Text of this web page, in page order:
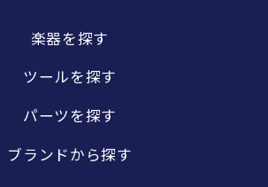
楽器を探す
ツールを探す
パーツを探す
ブランドから探す